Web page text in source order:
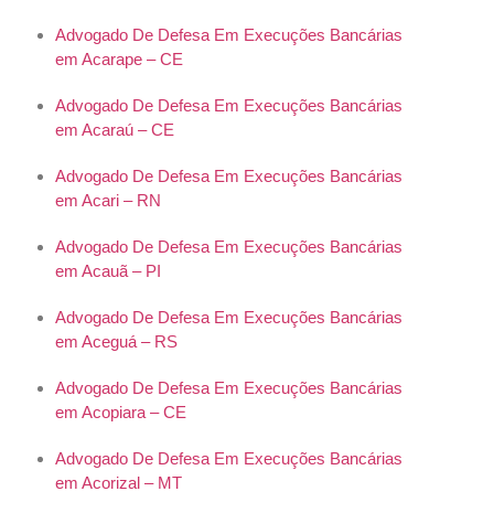
Advogado De Defesa Em Execuções Bancárias
em Acarape – CE
Advogado De Defesa Em Execuções Bancárias
em Acaraú – CE
Advogado De Defesa Em Execuções Bancárias
em Acari – RN
Advogado De Defesa Em Execuções Bancárias
em Acauã – PI
Advogado De Defesa Em Execuções Bancárias
em Aceguá – RS
Advogado De Defesa Em Execuções Bancárias
em Acopiara – CE
Advogado De Defesa Em Execuções Bancárias
em Acorizal – MT